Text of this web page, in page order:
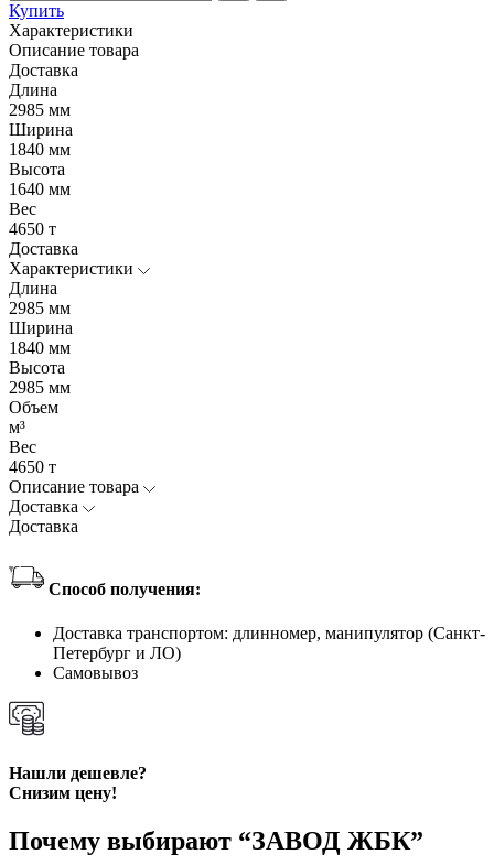
Купить
Характеристики
Описание товара
Доставка
Длина
2985 мм
Ширина
1840 мм
Высота
1640 мм
Вес
4650 т
Доставка
Характеристики
Длина
2985 мм
Ширина
1840 мм
Высота
2985 мм
Объем
м³
Вес
4650 т
Описание товара
Доставка
Доставка
Способ получения:
Доставка транспортом: длинномер, манипулятор (Санкт-
Петербург и ЛО)
Самовывоз
Нашли дешевле?
Снизим цену!
Почему выбирают “ЗАВОД ЖБК”